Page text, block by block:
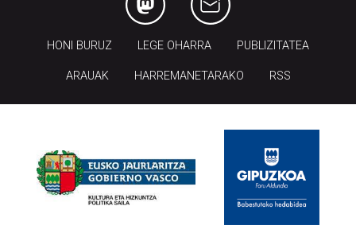
HONI BURUZ LEGE OHARRA PUBLIZITATEA
ARAUAK HARREMANETARAKO RSS